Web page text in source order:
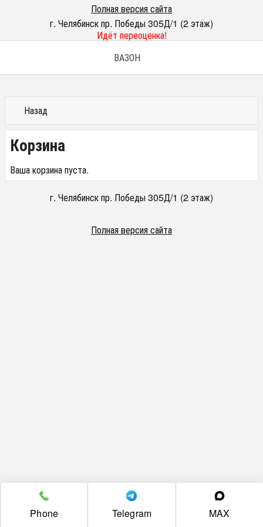
Полная версия сайта
г. Челябинск пр. Победы 305Д/1 (2 этаж)
Идёт переоценка!
ВАЗОН
Назад
Корзина
Ваша корзина пуста.
г. Челябинск пр. Победы 305Д/1 (2 этаж)
Полная версия сайта
Phone Telegram MAX